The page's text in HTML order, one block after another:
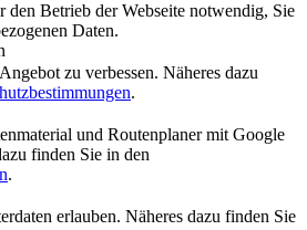
den Betrieb der Webseite notwendig, Sie
Daten.
zu verbessen. Näheres dazu
.
und Routenplaner mit Google
finden Sie in den
.
erlauben. Näheres dazu finden Sie